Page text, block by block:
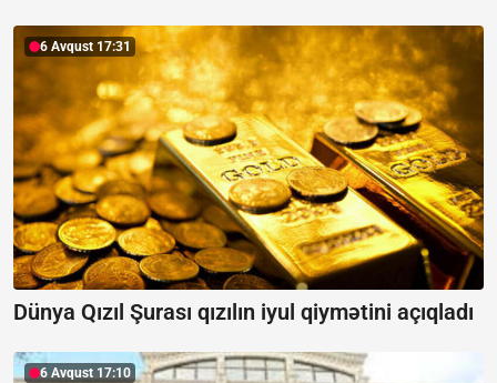
6 Avqust 17:31
Dünya Qızıl Şurası qızılın iyul qiymətini açıqladı
6 Avqust 17:10